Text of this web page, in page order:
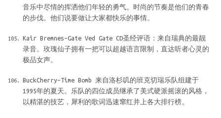
音乐中尽情的挥洒他们年轻的勇气。时尚的节奏是他们的青春
的步伐。他们说要做让大家都快乐的事情。
Kair Bremnes–Gate Ved Gate CD圣经评语：来自瑞典的最靓
录音。玫瑰仙子拥有一把可以超越语言限制，直达听者心灵的
极品女声。
BuckCherry–Time Bomb 来自洛杉叽的班克切瑞乐队组建于
1995年的夏天。乐队的四位成员继承了美式硬派摇滚的风格，
以精湛的技艺，犀利的歌词迅速窜红并上各大排行榜。